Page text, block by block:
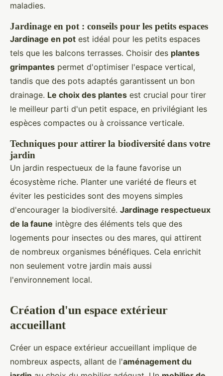
maladies.
Jardinage en pot : conseils pour les petits espaces
Jardinage en pot est idéal pour les petits espaces
tels que les balcons terrasses. Choisir des plantes
grimpantes permet d'optimiser l'espace vertical,
tandis que des pots adaptés garantissent un bon
drainage. Le choix des plantes est crucial pour tirer
le meilleur parti d'un petit espace, en privilégiant les
espèces compactes ou à croissance verticale.
Techniques pour attirer la biodiversité dans votre
jardin
Un jardin respectueux de la faune favorise un
écosystème riche. Planter une variété de fleurs et
éviter les pesticides sont des moyens simples
d'encourager la biodiversité. Jardinage respectueux
de la faune intègre des éléments tels que des
logements pour insectes ou des mares, qui attirent
de nombreux organismes bénéfiques. Cela enrichit
non seulement votre jardin mais aussi
l'environnement local.
Création d'un espace extérieur
accueillant
Créer un espace extérieur accueillant implique de
nombreux aspects, allant de l'aménagement du